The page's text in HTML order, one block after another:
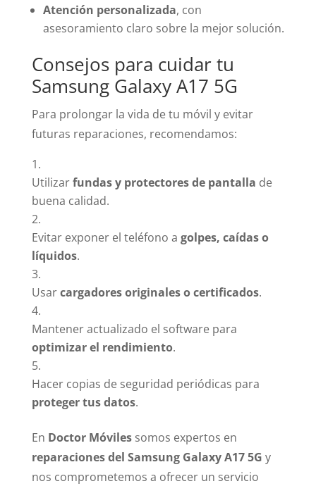
Atención personalizada, con
asesoramiento claro sobre la mejor solución.
Consejos para cuidar tu
Samsung Galaxy A17 5G
Para prolongar la vida de tu móvil y evitar
futuras reparaciones, recomendamos:
Utilizarfundas y protectores de pantalla de
buena calidad.
Evitar exponer el teléfono a golpes, caídas o
líquidos.
Usarcargadores originales o certificados.
Mantener actualizado el software para
optimizar el rendimiento.
Hacer copias de seguridad periódicas para
proteger tus datos.
En Doctor Móvilessomos expertos en
reparaciones del Samsung Galaxy A17 5G y
nos comprometemos a ofrecer un servicio